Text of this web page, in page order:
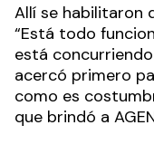
Allí se habilitaron
“Está todo
está
acercó primero
como es
que brindó a